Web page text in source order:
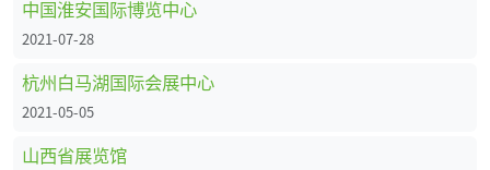
中国淮安国际博览中心
2021-07-28
杭州白马湖国际会展中心
2021-05-05
山西省展览馆